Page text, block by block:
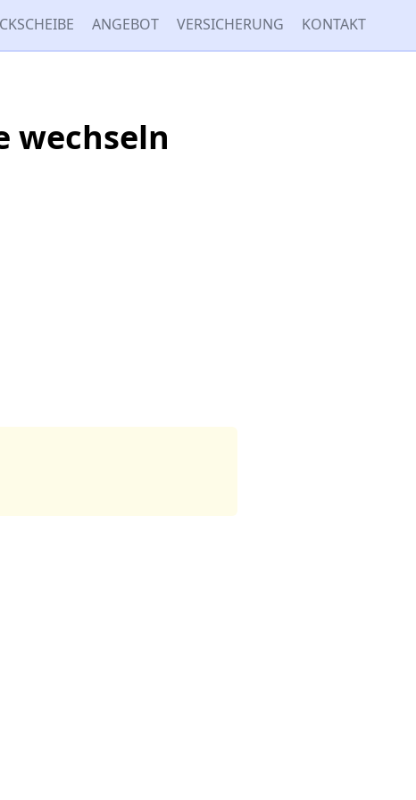
ANGEBOT VERSICHERUNG KONTAKT
wechseln